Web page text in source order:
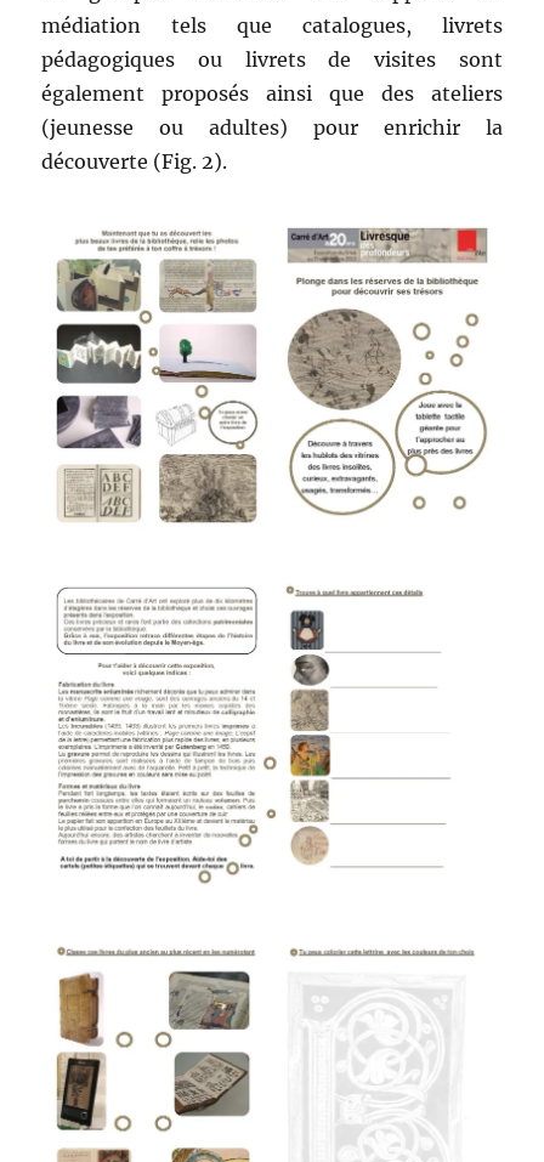
médiation tels que catalogues, livrets
pédagogiques ou livrets de visites sont
également proposés ainsi que des ateliers
(jeunesse ou adultes) pour enrichir la
découverte (Fig. 2).